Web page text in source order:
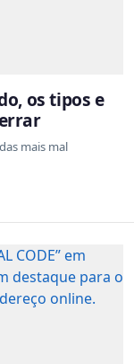
os tipos e
mais mal